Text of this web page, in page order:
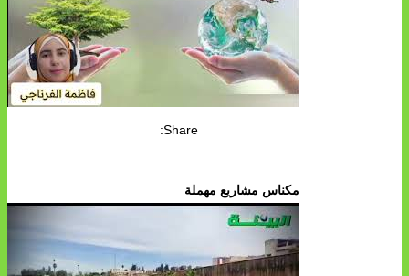
Share:
مكناس مشاريع مهملة